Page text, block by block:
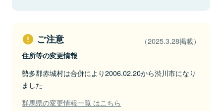
ご注意 （2025.3.28掲載）
住所等の変更情報
勢多郡赤城村は合併により2006.02.20から渋川市になり
ました
群馬県の変更情報一覧 はこちら